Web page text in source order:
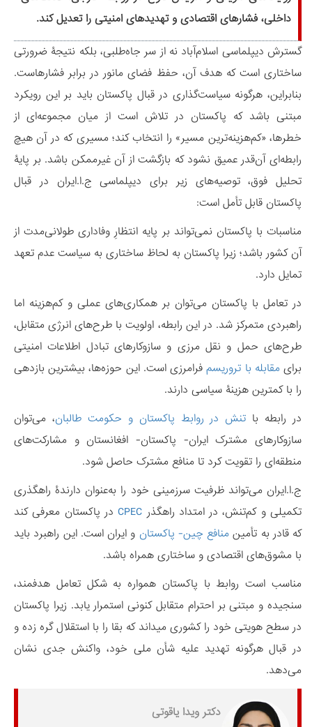
داخلی، فشارهای اقتصادی و تهدیدهای امنیتی را تعدیل کند.
گسترش دیپلماسی اسلام‌آباد نه از سر جاه‌طلبی، بلکه نتیجۀ ضرورتی
ساختاری است که هدف آن، حفظ فضای مانور در برابر فشارهاست.
بنابراین، هرگونه سیاست‌گذاری در قبال پاکستان باید بر این رویکرد
مبتنی باشد که پاکستان در تلاش است از میان مجموعه‌ای از
خطرها، «کم‌هزینه‌ترین مسیر» را انتخاب کند؛ مسیری که در آن هیچ
رابطه‌ای آن‌قدر عمیق نشود که بازگشت از آن غیرممکن باشد. بر پایۀ
تحلیل فوق، توصیه‌های زیر برای دیپلماسی ج.ا.ایران در قبال
پاکستان قابل تأمل است:
مناسبات با پاکستان نمی‌تواند بر پایه انتظارِ وفاداری طولانی‌مدت از
آن کشور باشد؛ زیرا پاکستان به لحاظ ساختاری به سیاست عدم تعهد
تمایل دارد.
در تعامل با پاکستان می‌توان بر همکاری‌های عملی و کم‌هزینه اما
راهبردی متمرکز شد. در این رابطه، اولویت با طرح‌های انرژی متقابل،
طرح‌های حمل و نقل مرزی و سازوکارهای تبادل اطلاعات امنیتی
برایمقابله با تروریسمفرامرزی است. این حوزه‌ها، بیشترین بازدهی
را با کمترین هزینۀ سیاسی دارند.
در رابطه با تنش در روابط پاکستان و حکومت طالبان، می‌توان
سازوکارهای مشترک ایران- پاکستان- افغانستان و مشارکت‌های
منطقه‌ای را تقویت کرد تا منافع مشترک حاصل شود.
ج.ا.ایران می‌تواند ظرفیت سرزمینی خود را به‌عنوان دارندۀ راهگذری
تکمیلی و کم‌تنش، در امتداد راهگذر CPEC در پاکستان معرفی کند
که قادر به تأمین منافع چین- پاکستان و ایران است. این راهبرد باید
با مشوق‌های اقتصادی و ساختاری همراه باشد.
مناسب است روابط با پاکستان همواره به شکل تعامل هدفمند،
سنجیده و مبتنی بر احترام متقابل کنونی استمرار یابد. زیرا پاکستان
در سطح هویتی خود را کشوری میداند که بقا را با استقلال گره زده و
در قبال هرگونه تهدید علیه شأن ملی خود، واکنش جدی نشان
می‌دهد.
دکتر ویدا یاقوتی